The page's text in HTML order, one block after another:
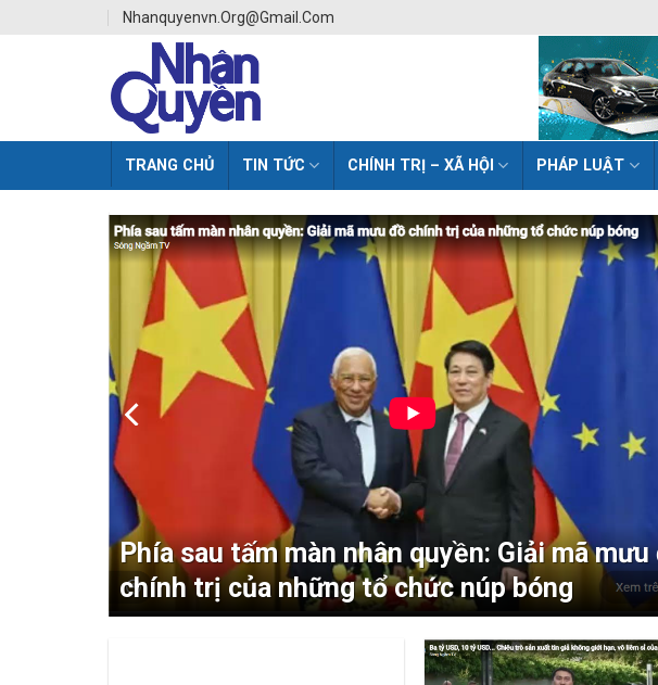
Nhanquyenvn.org@gmail.com
TRANG CHỦ TIN TỨC CHÍNH TRỊ – XÃ HỘI PHÁP LUẬT
Phía sau tấm màn nhân quyền: Giải mã mưu
chính trị của những tổ chức núp bóng